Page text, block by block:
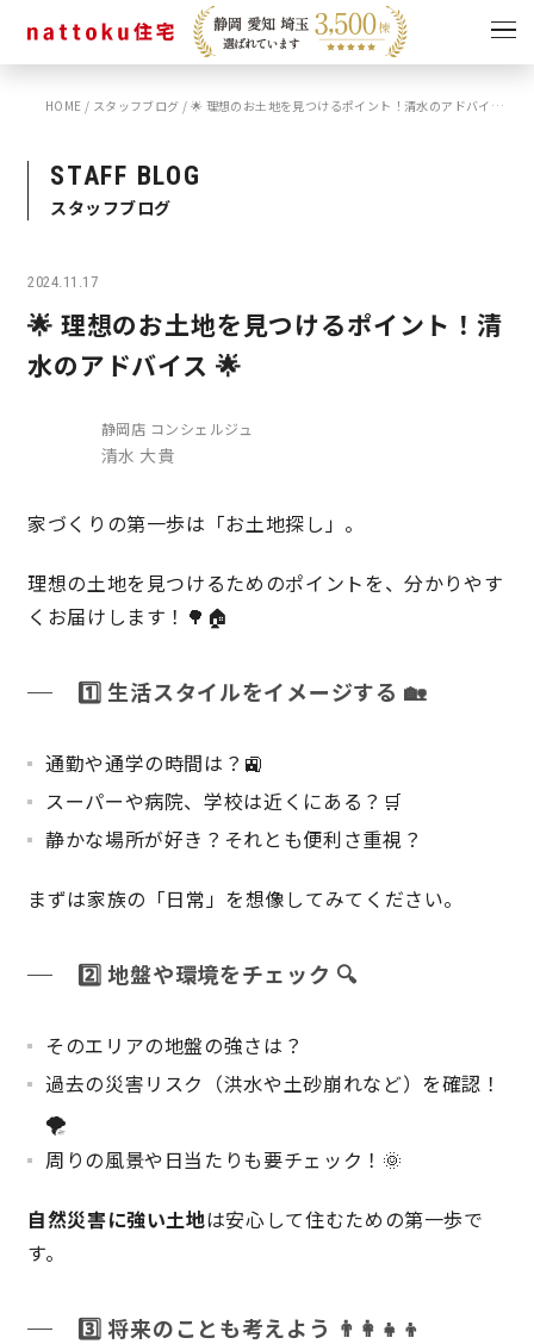
ショールーム
スタッフブログ
営業時間／10:00～20:00 定休日／年末年始
OWNER’S SITE オーナーズサイト
nattoku住宅 10のこだわり
理想の暮らしを引き出すデザイン力
耐震等級3 & 許容応力度計算 全棟標準
HOME / スタッフブログ / 🌟 理想のお土地を見つけるポイント！清水のアドバイス 🌟
STAFF BLOG
スタッフブログ
2024.11.17
🌟 理想のお土地を見つけるポイント！清
水のアドバイス 🌟
静岡店 コンシェルジュ
清水 大貴
家づくりの第一歩は「お土地探し」。
理想の土地を見つけるためのポイントを、分かりやす
くお届けします！🌳🏠
1️⃣ 生活スタイルをイメージする 🏡
通勤や通学の時間は？🚉
スーパーや病院、学校は近くにある？🛒
静かな場所が好き？それとも便利さ重視？
まずは家族の「日常」を想像してみてください。
2️⃣地盤や環境をチェック 🔍
そのエリアの地盤の強さは？
過去の災害リスク（洪水や土砂崩れなど）を確認！
🌪️
周りの風景や日当たりも要チェック！🌞
自然災害に強い土地は安心して住むための第一歩で
す。
3️⃣将来のことも考えよう 👨‍👩‍👧‍👦